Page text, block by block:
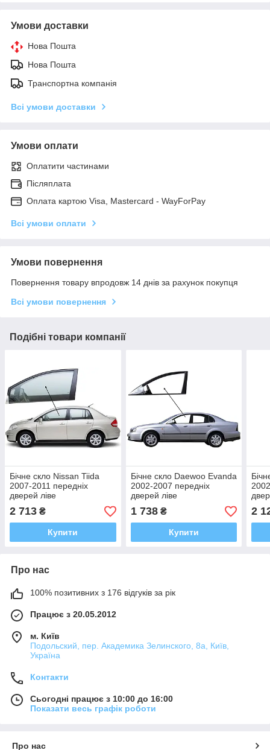
Умови доставки
Нова Пошта
Нова Пошта
Транспортна компанія
Всі умови доставки
Умови оплати
Оплатити частинами
Післяплата
Оплата картою Visa, Mastercard - WayForPay
Всі умови оплати
Умови повернення
Повернення товару впродовж 14 днів за рахунок покупця
Всі умови повернення
Подібні товари компанії
Бічне скло Nissan Tiida
2007-2011 передніх
дверей ліве
2 713 ₴
Купити
Бічне скло Daewoo Evanda
2002-2007 передніх
дверей ліве
1 738₴
Купити
2
Про нас
100% позитивних з 176 відгуків за рік
Працює з 20.05.2012
м. Київ
Подольский, пер. Академика Зелинского, 8а, Київ,
Україна
Контакти
Сьогодні працює з 10:00 до 16:00
Показати весь графік роботи
Про нас